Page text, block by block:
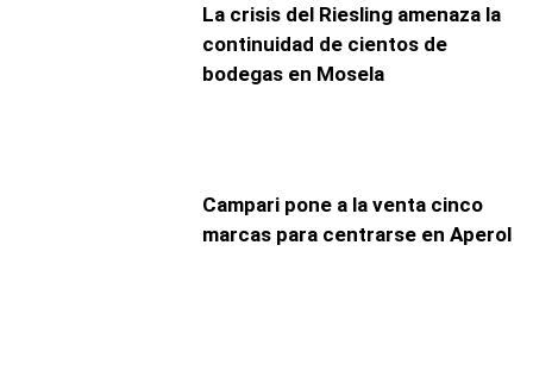
La crisis del Riesling amenaza la
continuidad de cientos de
bodegas en Mosela
Campari pone a la venta cinco
marcas para centrarse en Aperol